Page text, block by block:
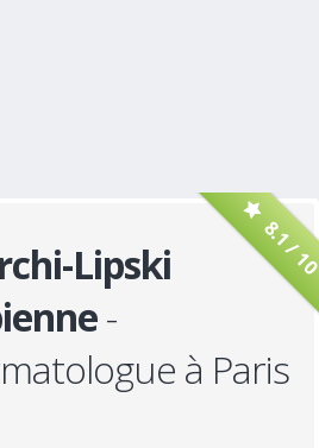
8.1 /
Lipski
-
à Paris